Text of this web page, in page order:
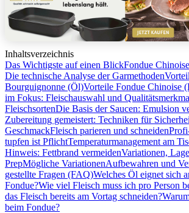
Inhaltsverzeichnis
Das Wichtigste auf einen BlickFondue
Die technische Analyse der Garmethoden
Bourguignonne (Öl)Vorteile Fondue Chinoise
im Fokus: Fleischauswahl und
FleischsortenDie Basis der Saucen: Emulsion
Zubereitung gemeistert: Techniken für
GeschmackFleisch parieren und schneiden
tupfen ist PflichtTemperaturmanagement am
Hinweis: Fettbrand vermeidenVariationen,
PrepMögliche VariationenAufbewahren und
gestellte Fragen (FAQ)Welches Öl eignet sich
Fondue?Wie viel Fleisch muss ich pro Person
das Fleisch bereits am Vortag schneiden?
beim Fondue?